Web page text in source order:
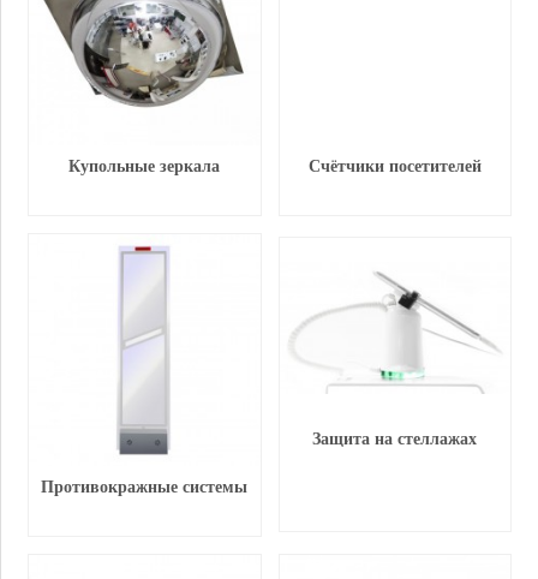
Купольные зеркала Счётчики посетителей
Противокражные системы
Защита на стеллажах